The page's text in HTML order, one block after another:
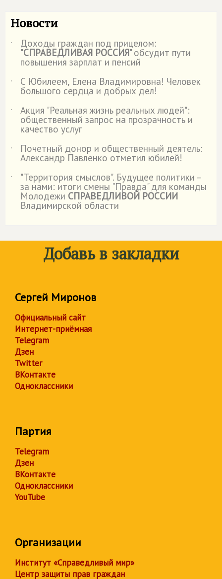
Новости
˙ Доходы граждан под прицелом:
"СПРАВЕДЛИВАЯ РОССИЯ" обсудит пути
повышения зарплат и пенсий
˙
С Юбилеем, Елена Владимировна! Человек
большого сердца и добрых дел!
˙
Акция "Реальная жизнь реальных людей":
общественный запрос на прозрачность и
качество услуг
˙
Почетный донор и общественный деятель:
Александр Павленко отметил юбилей!
˙
"Территория смыслов". Будущее политики –
за нами: итоги смены "Правда" для команды
Молодежи СПРАВЕДЛИВОЙ РОССИИ
Владимирской области
Добавь в закладки
Сергей Миронов
Официальный сайт
Интернет-приёмная
Telegram
Дзен
Twitter
ВКонтакте
Одноклассники
Партия
Telegram
Дзен
ВКонтакте
Одноклассники
YouTube
Организации
Институт «Справедливый мир»
Центр защиты прав граждан